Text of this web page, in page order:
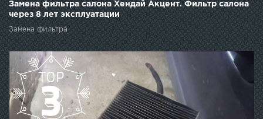
Замена фильтра салона Хендай Акцент. Фильтр салона
через 8 лет эксплуатации
Замена фильтра